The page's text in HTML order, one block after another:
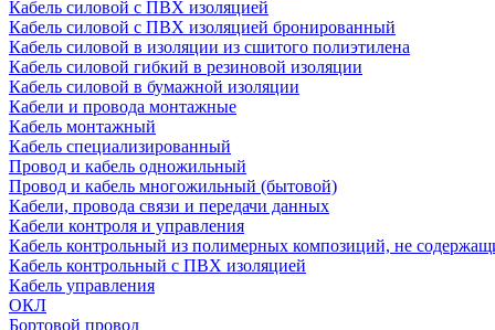
Кабель силовой с ПВХ изоляцией
Кабель силовой с ПВХ изоляцией бронированный
Кабель силовой в изоляции из сшитого полиэтилена
Кабель силовой гибкий в резиновой изоляции
Кабель силовой в бумажной изоляции
Кабели и провода монтажные
Кабель монтажный
Кабель специализированный
Провод и кабель одножильный
Провод и кабель многожильный (бытовой)
Кабели, провода связи и передачи данных
Кабели контроля и управления
Кабель контрольный из полимерных композиций, не
Кабель контрольный с ПВХ изоляцией
Кабель управления
ОКЛ
Бортовой провод